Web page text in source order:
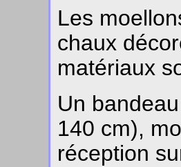
Les
chaux
matériaux
Un
140 cm),
réception